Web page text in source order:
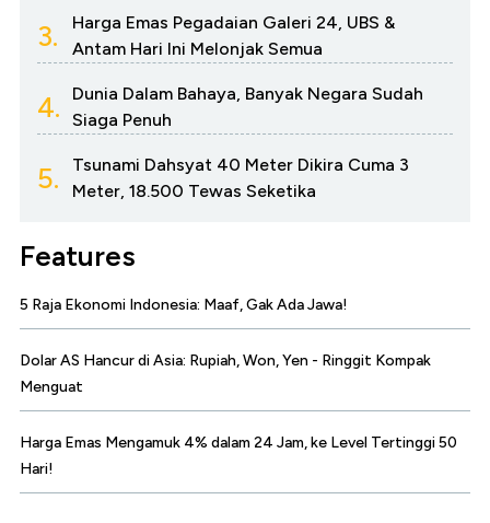
3.
Harga Emas Pegadaian Galeri 24, UBS &
Antam Hari Ini Melonjak Semua
4.
Dunia Dalam Bahaya, Banyak Negara Sudah
Siaga Penuh
5.
Tsunami Dahsyat 40 Meter Dikira Cuma 3
Meter, 18.500 Tewas Seketika
Features
5 Raja Ekonomi Indonesia: Maaf, Gak Ada Jawa!
Dolar AS Hancur di Asia: Rupiah, Won, Yen - Ringgit Kompak
Menguat
Harga Emas Mengamuk 4% dalam 24 Jam, ke Level Tertinggi 50
Hari!